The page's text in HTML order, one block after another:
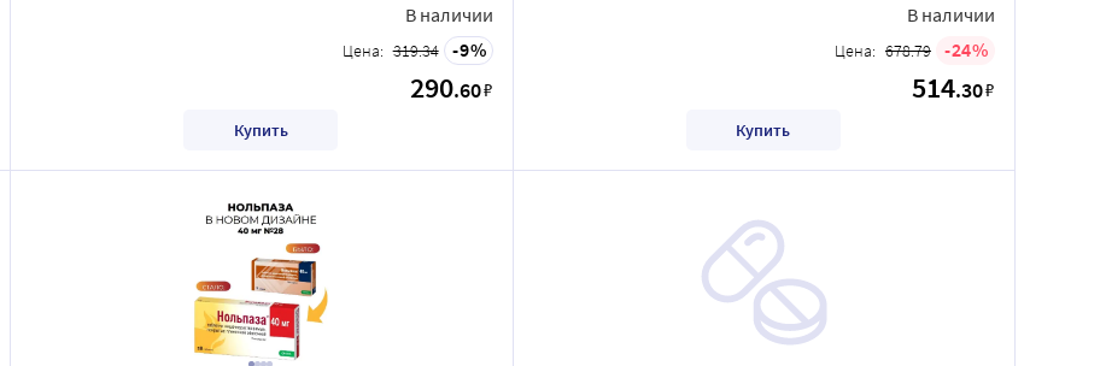
В наличии
Цена: 319.34 9
290.60₽
Купить
В наличии
Цена: 678.79 24
514.30₽
Купить